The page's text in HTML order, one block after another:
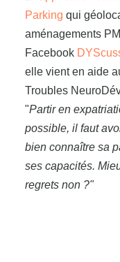
Parking qui
aménagements
Facebook
elle vient en aide
Troubles
"Partir en
possible, il faut
bien connaître sa
ses capacités.
regrets non ?"